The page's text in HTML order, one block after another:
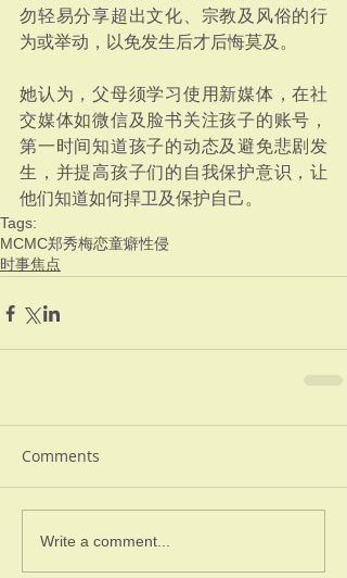
勿轻易分享超出文化、宗教及风俗的行
为或举动，以免发生后才后悔莫及。
她认为，父母须学习使用新媒体，在社
交媒体如微信及脸书关注孩子的账号，
第一时间知道孩子的动态及避免悲剧发
生，并提高孩子们的自我保护意识，让
他们知道如何捍卫及保护自己。
Tags:
MCMC郑秀梅恋童癖性侵
时事焦点
Comments
Write a comment...